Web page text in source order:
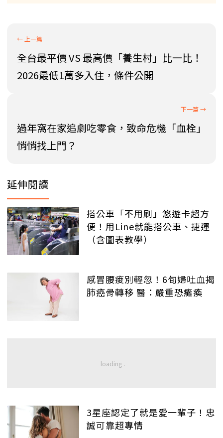
全台最平價 VS 最高價「養生村」比一比！
2026最低1萬多入住，條件公開
過年窩在家追劇吃零食，致命危機「血栓」
悄悄找上門？
延伸閱讀
搭公車「不用刷」悠遊卡超方
便！用Line就能搭公車、捷運
（含圖表教學）
感冒腰痠別輕忽！6旬婦吐血揭
肺癌骨轉移 醫：嚴重恐癱瘓
3星座認定了就是愛一輩子！忠
誠可靠超專情